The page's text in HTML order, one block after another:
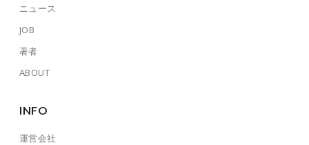
ニュース
JOB
著者
ABOUT
INFO
運営会社